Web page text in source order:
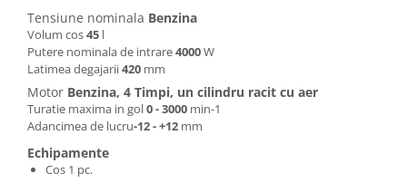
Masini de spalat rufe cu uscator
Masini de spalat rufe verticale
Uscatoare de rufe
Masini de spalat vase
Masini de spalat vase incorporabile
Masini de spalat vase
independente
Motoburghiu/Foreza pamant
Tensiune nominala Benzina
Volum cos45 l
Putere nominala de intrare4000W
Latimea degajarii420 mm
Motor Benzina, 4 Timpi, un cilindru racit cu aer
Turatie maxima in gol0 - 3000 min-1
Adancimea de lucru-12 - +12 mm
Echipamente
Cos 1 pc.